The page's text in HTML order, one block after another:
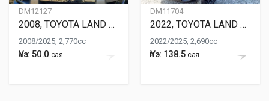
DM12127
2008, TOYOTA LAND CRUISER PRADO
2008/2025, 2,770cc
Үнэ: 50.0 сая
DM11704
2022, TOYOTA LAND CRUISER PRADO
2022/2025, 2,690cc
Үнэ: 138.5 сая